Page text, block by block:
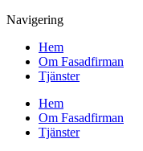
Navigering
Hem
Om Fasadfirman
Tjänster
Hem
Om Fasadfirman
Tjänster